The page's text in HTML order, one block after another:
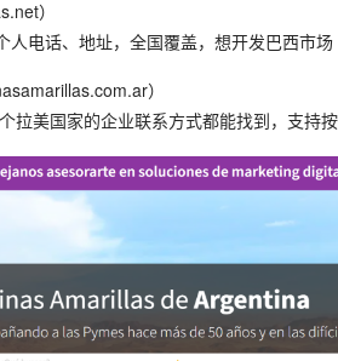
）
人电话、地址，全国覆盖，想开发巴西市场
）
拉美国家的企业联系方式都能找到，支持按